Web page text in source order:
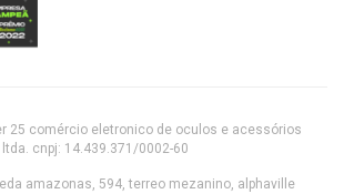
25 comércio eletronico de oculos e acessórios
ltda. cnpj: 14.439.371/0002-60
amazonas, 594, terreo mezanino, alphaville